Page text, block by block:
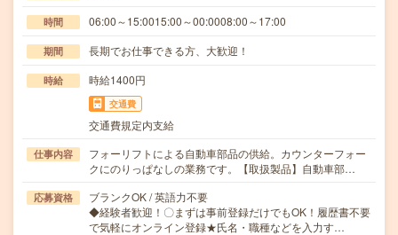
時間 06:00～15:0015:00～00:0008:00～17:00
期間 長期でお仕事できる方、大歓迎！
時給 時給1400円
交通費
交通費規定内支給
仕事内容
フォーリフトによる自動車部品の供給。カウンターフォー
クにのりっぱなしの業務です。【取扱製品】自動車部…
応募資格
ブランクOK / 英語力不要
◆経験者歓迎！〇まずは事前登録だけでもOK！履歴書不要
で気軽にオンライン登録★氏名・職種などを入力す…